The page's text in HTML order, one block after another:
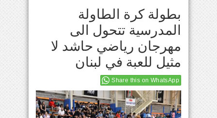
بطولة كرة الطاولة
المدرسية تتحول الى
مهرجان رياضي حاشد لا
مثيل للعبة في لبنان
Share this on WhatsApp